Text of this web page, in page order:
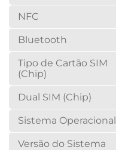
NFC
Bluetooth
Tipo de Cartão SIM
(Chip)
Dual SIM (Chip)
Sistema Operacional
Versão do Sistema